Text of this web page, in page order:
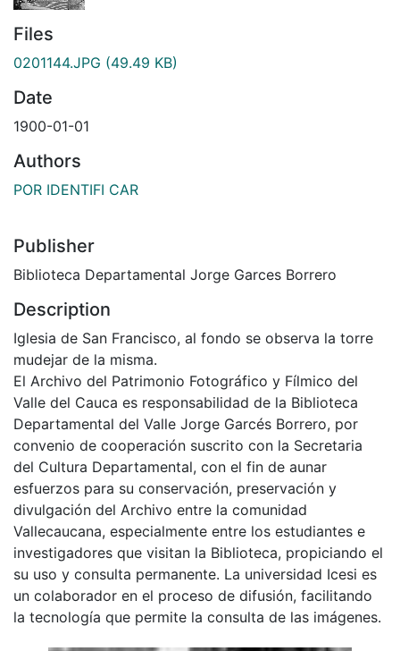
Files
0201144.JPG (49.49 KB)
Date
1900-01-01
Authors
POR IDENTIFI CAR
Publisher
Biblioteca Departamental Jorge Garces Borrero
Description
Iglesia de San Francisco, al fondo se observa la torre
mudejar de la misma.
El Archivo del Patrimonio Fotográfico y Fílmico del
Valle del Cauca es responsabilidad de la Biblioteca
Departamental del Valle Jorge Garcés Borrero, por
convenio de cooperación suscrito con la Secretaria
del Cultura Departamental, con el fin de aunar
esfuerzos para su conservación, preservación y
divulgación del Archivo entre la comunidad
Vallecaucana, especialmente entre los estudiantes e
investigadores que visitan la Biblioteca, propiciando el
su uso y consulta permanente. La universidad Icesi es
un colaborador en el proceso de difusión, facilitando
la tecnología que permite la consulta de las imágenes.